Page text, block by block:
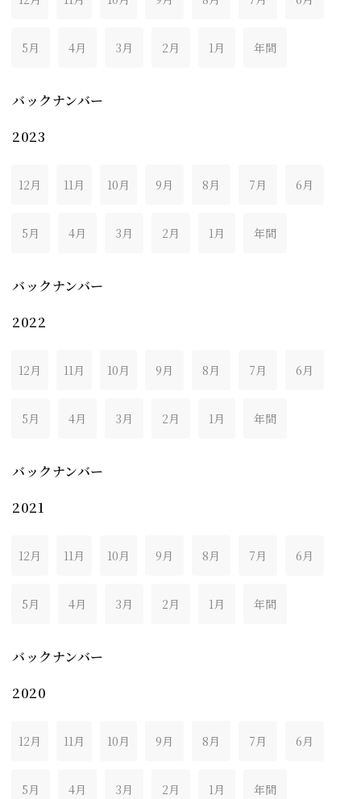
5月 4月 3月 2月 1月 年間
バックナンバー
2023
12月 11月 10月 9月 8月 7月 6月
5月 4月 3月 2月 1月 年間
バックナンバー
2022
12月 11月 10月 9月 8月 7月 6月
5月 4月 3月 2月 1月 年間
バックナンバー
2021
12月 11月 10月 9月 8月 7月 6月
5月 4月 3月 2月 1月 年間
バックナンバー
2020
12月 11月 10月 9月 8月 7月 6月
5月 4月 3月 2月 1月 年間